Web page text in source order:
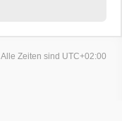
Alle Zeiten sind UTC+02:00